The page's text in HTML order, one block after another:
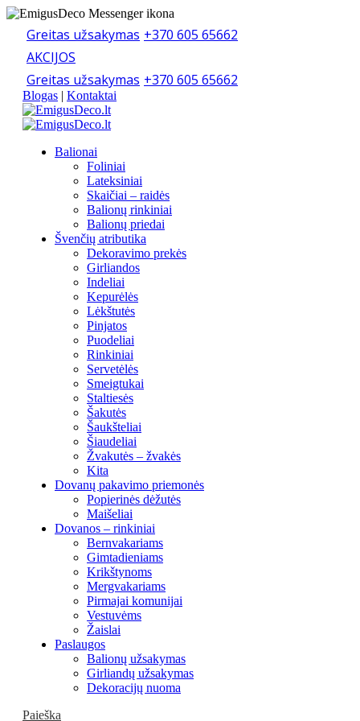
Greitas užsakymas +370 605 65662
AKCIJOS
Greitas užsakymas +370 605 65662
Blogas | Kontaktai
Balionai
Foliniai
Lateksiniai
Skaičiai – raidės
Balionų rinkiniai
Balionų priedai
Švenčių atributika
Dekoravimo prekės
Girliandos
Indeliai
Kepurėlės
Lėkštutės
Pinjatos
Puodeliai
Rinkiniai
Servetėlės
Smeigtukai
Staltiesės
Šakutės
Šaukšteliai
Šiaudeliai
Žvakutės – žvakės
Kita
Dovanų pakavimo priemonės
Popierinės dėžutės
Maišeliai
Dovanos – rinkiniai
Bernvakariams
Gimtadieniams
Krikštynoms
Mergvakariams
Pirmajai komunijai
Vestuvėms
Žaislai
Paslaugos
Balionų užsakymas
Girliandų užsakymas
Dekoracijų nuoma
Paieška